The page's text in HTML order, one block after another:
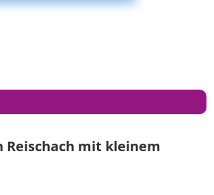
Reischach mit kleinem